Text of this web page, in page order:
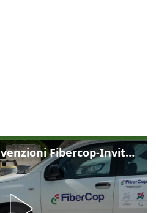
Sottoscritte le convenzioni Fibercop-Invitalia, fibra ottica per 477 mila civici